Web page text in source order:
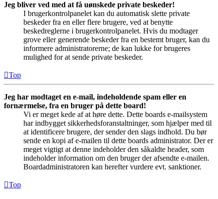
Jeg bliver ved med at få uønskede private beskeder!
I brugerkontrolpanelet kan du automatisk slette private
beskeder fra en eller flere brugere, ved at benytte
beskedreglerne i brugerkontrolpanelet. Hvis du modtager
grove eller generende beskeder fra en bestemt bruger, kan du
informere administratorerne; de kan lukke for brugeres
mulighed for at sende private beskeder.
Top
Jeg har modtaget en e-mail, indeholdende spam eller en
fornærmelse, fra en bruger på dette board!
Vi er meget kede af at høre dette. Dette boards e-mailsystem
har indbygget sikkerhedsforanstaltninger, som hjælper med til
at identificere brugere, der sender den slags indhold. Du bør
sende en kopi af e-mailen til dette boards administrator. Der er
meget vigtigt at denne indeholder den såkaldte header, som
indeholder information om den bruger der afsendte e-mailen.
Boardadministratoren kan herefter vurdere evt. sanktioner.
Top